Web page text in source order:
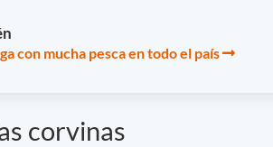
con mucha pesca en todo el país
corvinas